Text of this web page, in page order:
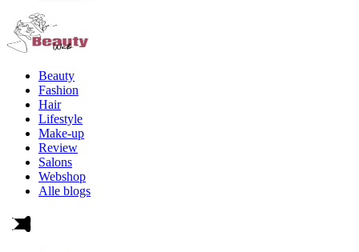
Beauty
Fashion
Hair
Lifestyle
Make-up
Review
Salons
Webshop
Alle blogs